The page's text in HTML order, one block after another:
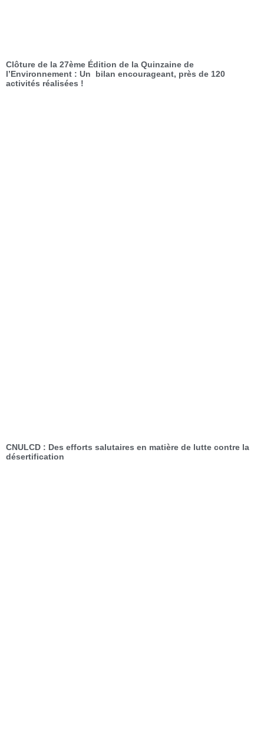
Clôture de la 27ème Édition de la Quinzaine de
l’Environnement : Un bilan encourageant, près de 120
activités réalisées !
CNULCD : Des efforts salutaires en matière de lutte contre la
désertification